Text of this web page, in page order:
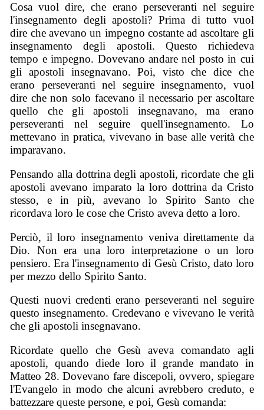
Cosa vuol dire, che erano perseveranti nel seguire
l'insegnamento degli apostoli? Prima di tutto vuol
dire che avevano un impegno costante ad ascoltare gli
insegnamento degli apostoli. Questo richiedeva
tempo e impegno. Dovevano andare nel posto in cui
gli apostoli insegnavano. Poi, visto che dice che
erano perseveranti nel seguire insegnamento, vuol
dire che non solo facevano il necessario per ascoltare
quello che gli apostoli insegnavano, ma erano
perseveranti nel seguire quell'insegnamento. Lo
mettevano in pratica, vivevano in base alle verità che
imparavano.
Pensando alla dottrina degli apostoli, ricordate che gli
apostoli avevano imparato la loro dottrina da Cristo
stesso, e in più, avevano lo Spirito Santo che
ricordava loro le cose che Cristo aveva detto a loro.
Perciò, il loro insegnamento veniva direttamente da
Dio. Non era una loro interpretazione o un loro
pensiero. Era l'insegnamento di Gesù Cristo, dato loro
per mezzo dello Spirito Santo.
Questi nuovi credenti erano perseveranti nel seguire
questo insegnamento. Credevano e vivevano le verità
che gli apostoli insegnavano.
Ricordate quello che Gesù aveva comandato agli
apostoli, quando diede loro il grande mandato in
Matteo 28. Dovevano fare discepoli, ovvero, spiegare
l'Evangelo in modo che alcuni avrebbero creduto, e
battezzare queste persone, e poi, Gesù comanda: